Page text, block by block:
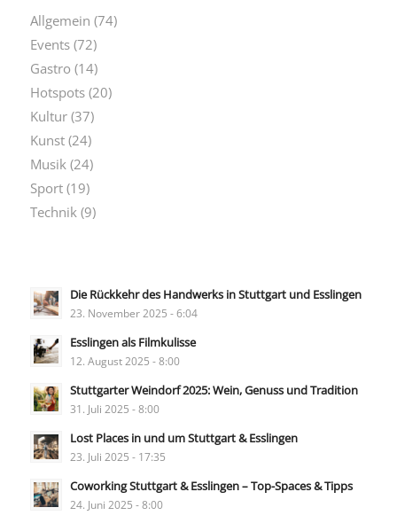
Allgemein (74)
Events(72)
Gastro (14)
Hotspots(20)
Kultur(37)
Kunst(24)
Musik (24)
Sport(19)
Technik (9)
Die Rückkehr des Handwerks in Stuttgart und Esslingen
23. November 2025 - 6:04
Esslingen als Filmkulisse
12. August 2025 - 8:00
Stuttgarter Weindorf 2025: Wein, Genuss und Tradition
31. Juli 2025 - 8:00
Lost Places in und um Stuttgart & Esslingen
23. Juli 2025 - 17:35
Coworking Stuttgart & Esslingen – Top-Spaces & Tipps
24. Juni 2025 - 8:00